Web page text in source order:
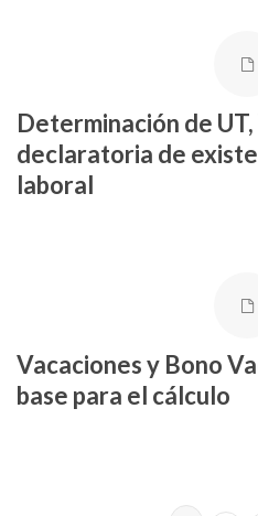
Determinación de
declaratoria de
laboral
Vacaciones y Bono
base para el cálculo